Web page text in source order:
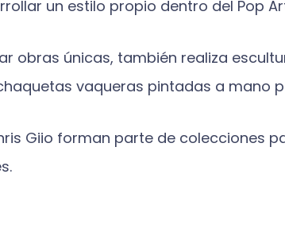
un estilo propio dentro del Pop
obras únicas, también realiza
vaqueras pintadas a mano
Giio forman parte de colecciones